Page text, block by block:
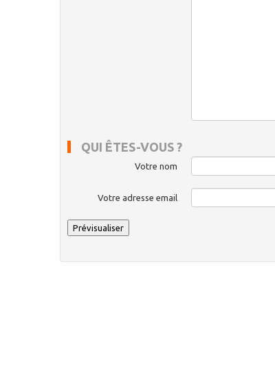
QUI ÊTES-VOUS ?
Votre nom
Votre adresse email